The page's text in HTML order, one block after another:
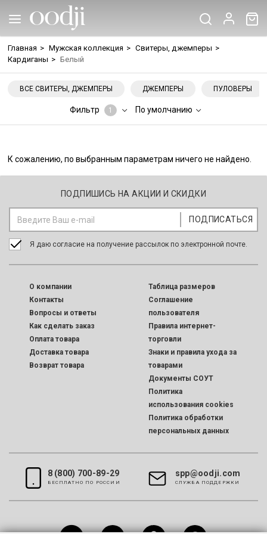
Главная > Мужская коллекция > Свитеры, джемперы >
Кардиганы > Белый
ВСЕ СВИТЕРЫ, ДЖЕМПЕРЫ ДЖЕМПЕРЫ ПУЛОВЕРЫ
Фильтр 1 По умолчанию
К сожалению, по выбранным параметрам ничего не найдено.
ПОДПИШИСЬ НА АКЦИИ И СКИДКИ
Я даю согласие на получение рассылок по электронной почте.
O компании
Контакты
Вопросы и ответы
Как сделать заказ
Оплата товара
Доставка товара
Возврат товара
Таблица размеров
Соглашение
пользователя
Правила интернет-
торговли
Знаки и правила ухода за
товарами
Документы СОУТ
Политика
использования cookies
Политика обработки
персональных данных
8 (800) 700-89-29
БЕСПЛАТНО ПО РОССИИ
spp@oodji.com
CЛУЖБА ПОДДЕРЖКИ